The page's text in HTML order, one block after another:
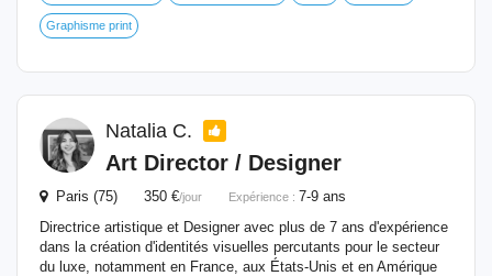
Graphisme print
Natalia C.
Art Director / Designer
Paris (75) 350 €/jour Expérience : 7-9 ans
Directrice artistique et Designer avec plus de 7 ans d'expérience
dans la création d'identités visuelles percutants pour le secteur
du luxe, notamment en France, aux États-Unis et en Amérique